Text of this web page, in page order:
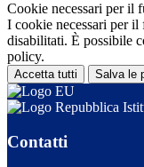
Cookie necessari per il
I cookie necessari per il
disabilitati. È possibile
policy.
Accetta tutti Salva le
Contatti